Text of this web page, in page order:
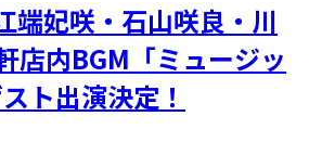
妃咲・石山咲良・川
店内BGM「ミュージッ
ト出演決定！